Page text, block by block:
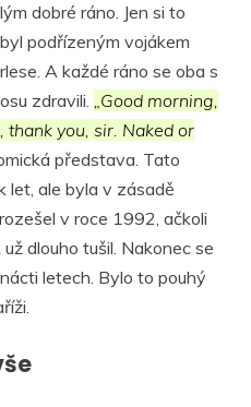
dobré ráno. Jen si to
podřízeným vojákem
A každé ráno se oba s
zdravili. „Good morning,
thank you, sir. Naked or
představa. Tato
let, ale byla v zásadě
v roce 1992, ačkoli
dlouho tušil. Nakonec se
letech. Bylo to pouhý